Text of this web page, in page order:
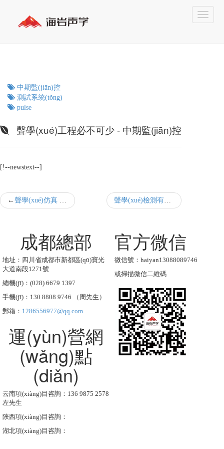
中期監(jiān)控
測試系統(tǒng)
pulse
聲學(xué)工程必不可少 - 中期監(jiān)控
[!--newstext--]
聲學(xué)仿真 - 計(jì)算機(jī)輔助聲場設(shè)計(jì) 聲學(xué)檢測有什么好處
成都總部
地址：四川省成都市新都區(qū)寶光
大道南段1271號
總機(jī)：(028) 6679 1397
手機(jī)：130 8808 9746 （周先生）
郵箱： 1286556977@qq.com
運(yùn)營網
(wǎng)點
(diǎn)
云南項(xiàng)目咨詢：136 9875 2578
左先生
陜西項(xiàng)目咨詢：
湖北項(xiàng)目咨詢：
官方微信
微信號：haiyan13088089746
或掃描微信二維碼